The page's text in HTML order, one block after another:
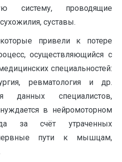
систему, проводящие
суставы.
привели к потере
осуществляющийся с
специальностей:
ревматология и др.
данных специалистов,
в нейромоторном
за счёт утраченных
пути к мышцам,